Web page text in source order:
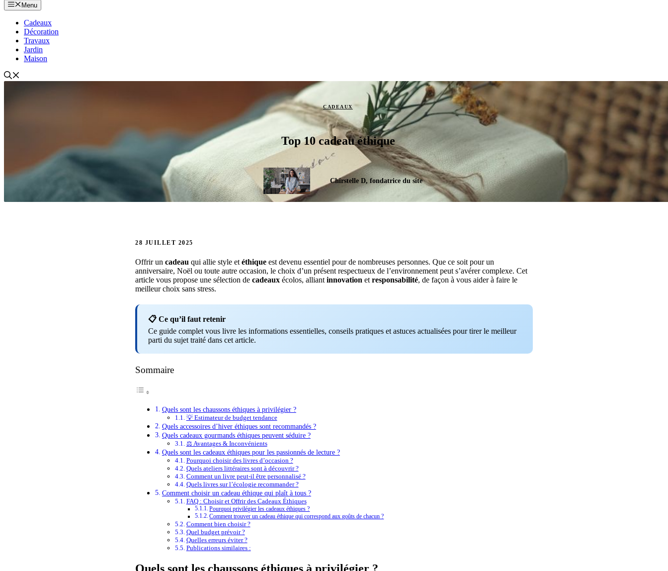
Menu
Cadeaux
Décoration
Travaux
Jardin
Maison
CADEAUX
Top 10 cadeau éthique
Chirstelle D, fondatrice du site
28 JUILLET 2025
Offrir un cadeau qui allie style et éthique est devenu essentiel pour de nombreuses personnes. Que ce soit pour un
anniversaire, Noël ou toute autre occasion, le choix d’un présent respectueux de l’environnement peut s’avérer complexe. Cet
article vous propose une sélection de cadeaux écolos, alliant innovation et responsabilité, de façon à vous aider à faire le
meilleur choix sans stress.
📋 Ce qu’il faut retenir
Ce guide complet vous livre les informations essentielles, conseils pratiques et astuces actualisées pour tirer le meilleur
parti du sujet traité dans cet article.
Sommaire
Quels sont les chaussons éthiques à privilégier ?
💡 Estimateur de budget tendance
Quels accessoires d’hiver éthiques sont recommandés ?
Quels cadeaux gourmands éthiques peuvent séduire ?
⚖️ Avantages & Inconvénients
Quels sont les cadeaux éthiques pour les passionnés de lecture ?
Pourquoi choisir des livres d’occasion ?
Quels ateliers littéraires sont à découvrir ?
Comment un livre peut-il être personnalisé ?
Quels livres sur l’écologie recommander ?
Comment choisir un cadeau éthique qui plaît à tous ?
FAQ : Choisir et Offrir des Cadeaux Éthiques
Pourquoi privilégier les cadeaux éthiques ?
Comment trouver un cadeau éthique qui correspond aux goûts de chacun ?
Comment bien choisir ?
Quel budget prévoir ?
Quelles erreurs éviter ?
Publications similaires :